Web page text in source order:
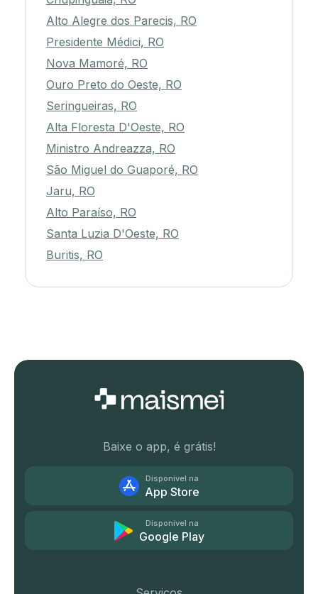
Alto Alegre dos Parecis, RO
Presidente Médici, RO
Nova Mamoré, RO
Ouro Preto do Oeste, RO
Seringueiras, RO
Alta Floresta D'Oeste, RO
Ministro Andreazza, RO
São Miguel do Guaporé, RO
Jaru, RO
Alto Paraíso, RO
Santa Luzia D'Oeste, RO
Buritis, RO
Baixe o app, é grátis!
Disponível na
App Store
Disponível na
Google Play